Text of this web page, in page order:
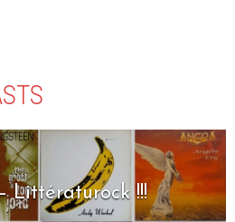
Littératurock !!!